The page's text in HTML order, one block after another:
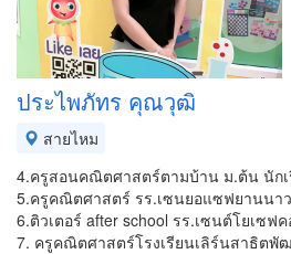
ประไพภัทร คุณวุฒิ
สายไหม
4.ครูสอนคณิตศาสตร์ตามบ้าน ม.ต้น นัก
5.ครูคณิตศาสตร์ รร.เซนยอแซฟยานนา
6.ติวเตอร์ after school รร.เซนต์โยเซฟ
7. ครูคณิตศาสตร์โรงเรียนเลิร์นสาธิตพั